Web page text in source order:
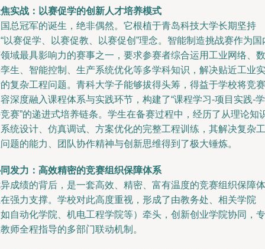
实战：以赛促学的创新人才培养模式
总冠军的诞生，绝非偶然。它根植于青岛科技大学长期坚持
以赛促学、以赛促教、以赛促创”理念。智能制造挑战赛作为国
域最具影响力的赛事之一，要求参赛者综合运用工业网络、数
生、智能控制、生产系统优化等多学科知识，解决贴近工业实
复杂工程问题。青科大学子能够拔得头筹，得益于学校将竞赛
深度融入课程体系与实践环节，构建了“课程学习-项目实践-学
赛”的递进式培养链条。学生在备赛过程中，经历了从理论知
统设计、仿真调试、方案优化的完整工程训练，其解决复杂工
题的能力、团队协作精神与创新思维得到了极大锤炼。
发力：高效精密的竞赛组织保障体系
成绩的背后，是一套高效、精密、富有温度的竞赛组织保障体
强力支撑。学校对此高度重视，形成了由教务处、相关学院
自动化学院、机电工程学院等）牵头，创新创业学院协同，专
师全程指导的多部门联动机制。